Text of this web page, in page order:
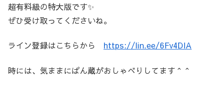
超有料級の特大版です✨
ぜひ受け取ってくださいね。
ライン登録はこちらから https://lin.ee/6Fv4DIA
時には、気ままにぱん蔵がおしゃべりしてます＾＾